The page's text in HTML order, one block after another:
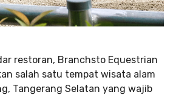
restoran, Branchsto Equestrian
salah satu tempat wisata alam
Tangerang Selatan yang wajib